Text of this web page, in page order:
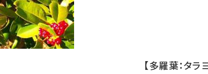
【多羅葉：タラヨウ